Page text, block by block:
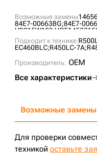
Возможные замены
84E7-00663BG;84E7-
UR215W123;
Подходит к технике:
EC460BLC;R450LC-7A;
Производитель: OEM
Все характеристики
Возможные замены
Для проверки
техникой оставьте